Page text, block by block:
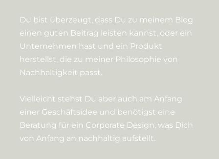
Du bist überzeugt, dass Du zu meinem Blog
einen guten Beitrag leisten kannst, oder ein
Unternehmen hast und ein Produkt
herstellst, die zu meiner Philosophie von
Nachhaltigkeit passt.
Vielleicht stehst Du aber auch am Anfang
einer Geschäftsidee und benötigst eine
Beratung für ein Corporate Design, was Dich
von Anfang an nachhaltig aufstellt.